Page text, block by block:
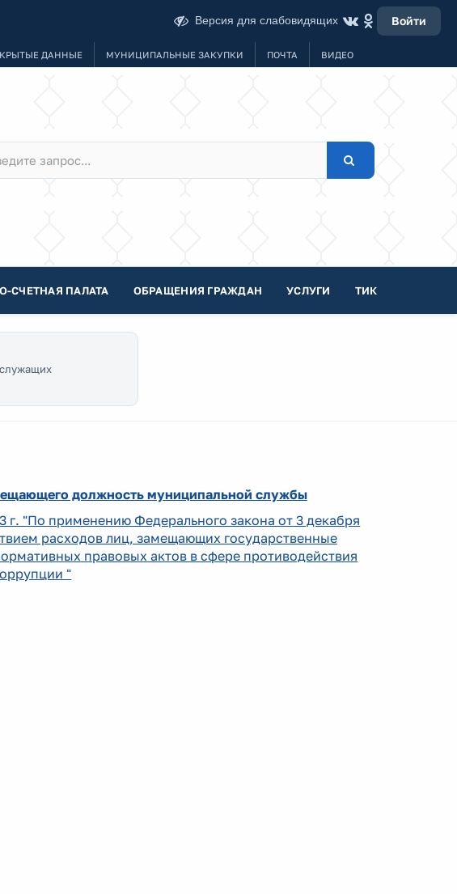
Версия для слабовидящих Войти
ДАННЫЕ МУНИЦИПАЛЬНЫЕ ЗАКУПКИ ПОЧТА ВИДЕО
СЧЕТНАЯ ПАЛАТА ОБРАЩЕНИЯ ГРАЖДАН УСЛУГИ ТИК
должность муниципальной службы
г. "По применению Федерального закона от 3 декабря
расходов лиц, замещающих государственные
правовых актов в сфере противодействия
"